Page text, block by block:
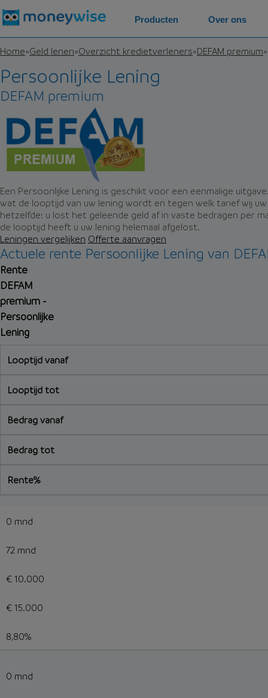
Home»Geld lenen»Overzicht kredietverleners»DEFAM premium»
Persoonlijke Lening
DEFAM premium
Een Persoonlijke Lening is geschikt voor een eenmalige
wat de looptijd van uw lening wordt en tegen welk tarief wij
hetzelfde: u lost het geleende geld af in vaste bedragen per
de looptijd heeft u uw lening helemaal afgelost.
Leningen vergelijken Offerte aanvragen
Actuele rente Persoonlijke Lening van
Rente
DEFAM
premium -
Persoonlijke
Lening
Looptijd vanaf
Looptijd tot
Bedrag vanaf
Bedrag tot
Rente%
0 mnd
72 mnd
€ 10.000
€ 15.000
8,80%
0 mnd
Producten Over ons